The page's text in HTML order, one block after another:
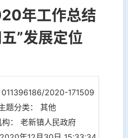
年工作总结
”发展定位
2020-171509
题分类： 其他
构： 老新镇人民政府